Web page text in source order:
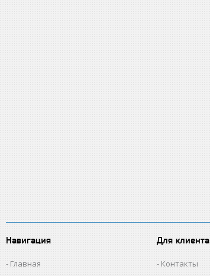
Навигация
Главная
Для клиента
Контакты